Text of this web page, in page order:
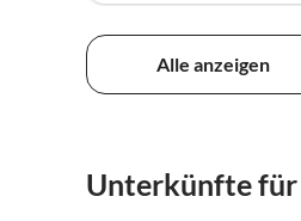
Alle anzeigen
Unterkünfte